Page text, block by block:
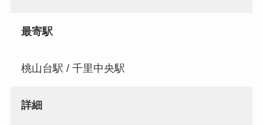
最寄駅
桃山台駅 / 千里中央駅
詳細